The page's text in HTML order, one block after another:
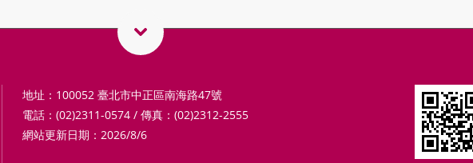
地址：100052 臺北市中正區南海路47號
電話：(02)2311-0574 / 傳真：(02)2312-2555
網站更新日期：2026/8/6